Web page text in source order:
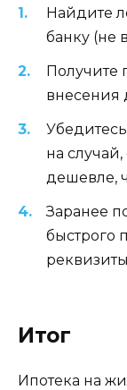
Найдите
банку (не
Получите
внесения
на
дешевле,
Заранее
быстрого
Итог
Ипотека на